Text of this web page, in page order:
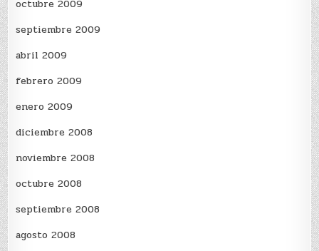
octubre 2009
septiembre 2009
abril 2009
febrero 2009
enero 2009
diciembre 2008
noviembre 2008
octubre 2008
septiembre 2008
agosto 2008